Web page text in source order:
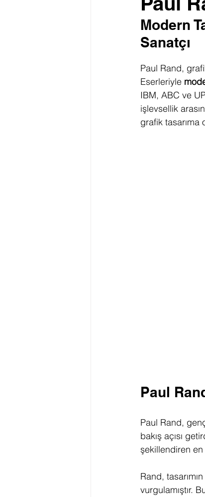
Modern
Sanatçı
Paul Rand,
Eserleriyle
IBM, ABC ve
işlevsellik
grafik tasarıma
Paul
Paul Rand,
bakış açısı
şekillendiren
Rand,
vurgulamıştır.